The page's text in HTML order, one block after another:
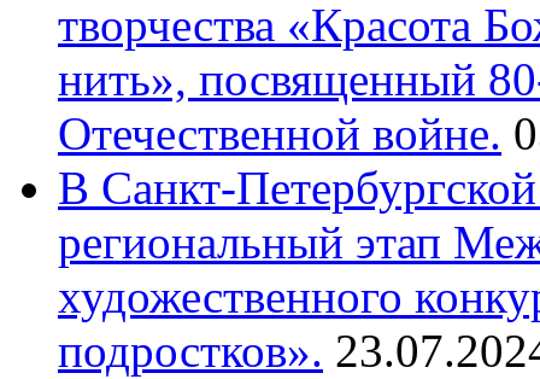
творчества «Красота
нить», посвященный
Отечественной войне.
В Санкт-
региональный этап
художественного
подростков».